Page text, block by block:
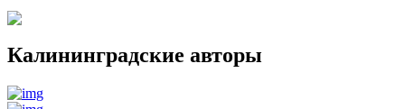
Калининградские авторы